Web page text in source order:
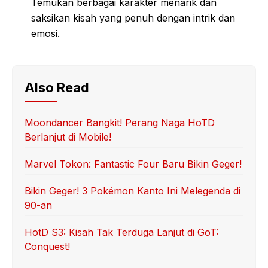
Temukan berbagai karakter menarik dan
saksikan kisah yang penuh dengan intrik dan
emosi.
Also Read
Moondancer Bangkit! Perang Naga HoTD
Berlanjut di Mobile!
Marvel Tokon: Fantastic Four Baru Bikin Geger!
Bikin Geger! 3 Pokémon Kanto Ini Melegenda di
90-an
HotD S3: Kisah Tak Terduga Lanjut di GoT:
Conquest!